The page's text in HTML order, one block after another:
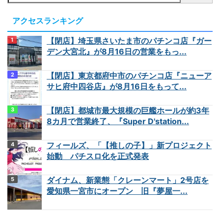
アクセスランキング
【閉店】埼玉県さいたま市のパチンコ店『ガー
デン大宮北』が8月16日の営業をもっ...
【閉店】東京都府中市のパチンコ店『ニューア
サヒ府中四谷店』が8月16日をもって...
【閉店】都城市最大規模の巨艦ホールが約3年
8カ月で営業終了、『Super D'station...
フィールズ、「【推しの子】」新プロジェクト
始動 パチスロ化を正式発表
ダイナム、新業態「クレーンマート」2号店を
愛知県一宮市にオープン 旧『夢屋一...